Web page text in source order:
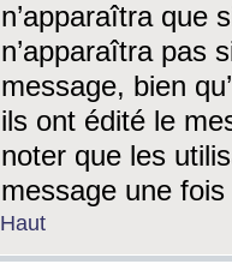
n’apparaîtra que
n’apparaîtra pas
message, bien
ils ont édité le
noter que les
message une fois
Haut